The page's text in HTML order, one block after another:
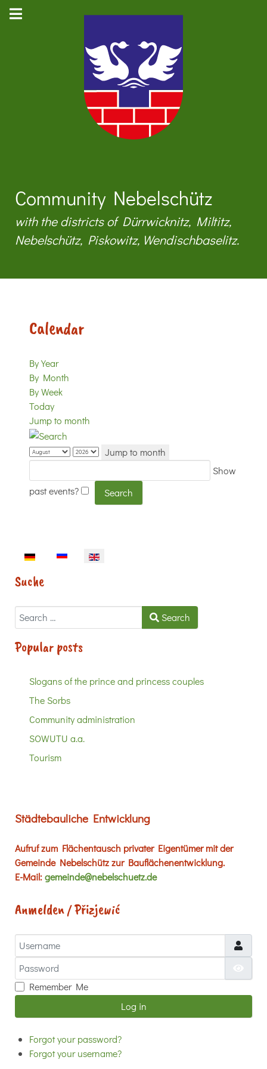
Community Nebelschütz
with the districts of Dürrwicknitz, Miltitz,
Nebelschütz, Piskowitz, Wendischbaselitz.
Calendar
By Year
By Month
By Week
Today
Jump to month
Jump to month
Show
past events?
Select your language
Suche
Search Search
Popular posts
Slogans of the prince and princess couples
The Sorbs
Community administration
SOWUTU a.a.
Tourism
Städtebauliche Entwicklung
Aufruf zum Flächentausch privater Eigentümer mit der
Gemeinde Nebelschütz zur Bauflächenentwicklung.
E-Mail:gemeinde@nebelschuetz.de
Anmelden / Přizjewić
Username
Password
Remember Me
Log in
Forgot your password?
Forgot your username?